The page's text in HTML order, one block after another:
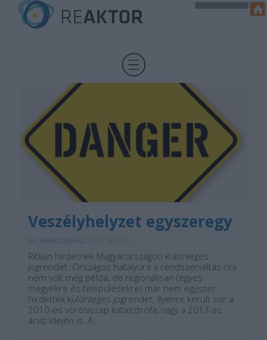
Veszélyhelyzet egyszeregy
REAKTOR.HU
Ritkán hirdetnek Magyarországon különleges
jogrendet. Országos hatályúra a rendszerváltás óta
nem volt még példa, de regionálisan (egyes
megyékre és településekre) már nem egyszer
hirdettek különleges jogrendet. Ilyenre került sor a
2010-es vörösiszap katasztrófa, vagy a 2013-as
árvíz idején is. A…